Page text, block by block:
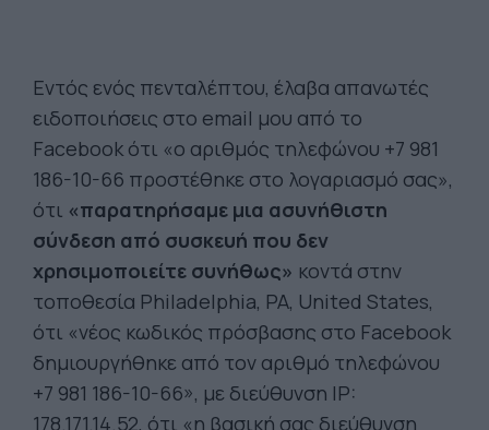
Εντός ενός πενταλέπτου, έλαβα απανωτές
ειδοποιήσεις στο email μου από το
Facebook ότι «ο αριθμός τηλεφώνου +7 981
186-10-66 προστέθηκε στο λογαριασμό σας»,
ότι «παρατηρήσαμε μια ασυνήθιστη
σύνδεση από συσκευή που δεν
χρησιμοποιείτε συνήθως» κοντά στην
τοποθεσία Philadelphia, PA, United States,
ότι «νέος κωδικός πρόσβασης στο Facebook
δημιουργήθηκε από τον αριθμό τηλεφώνου
+7 981 186-10-66», με διεύθυνση IP:
178.171.14.52, ότι «η βασική σας διεύθυνση